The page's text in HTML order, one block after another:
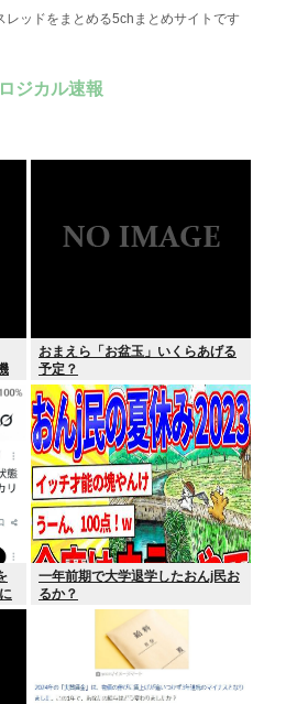
レッドをまとめる5chまとめサイトです
ロジカル速報
おまえら「お盆玉」いくらあげる
予定？
一年前期で大学退学したおんj民お
るか？